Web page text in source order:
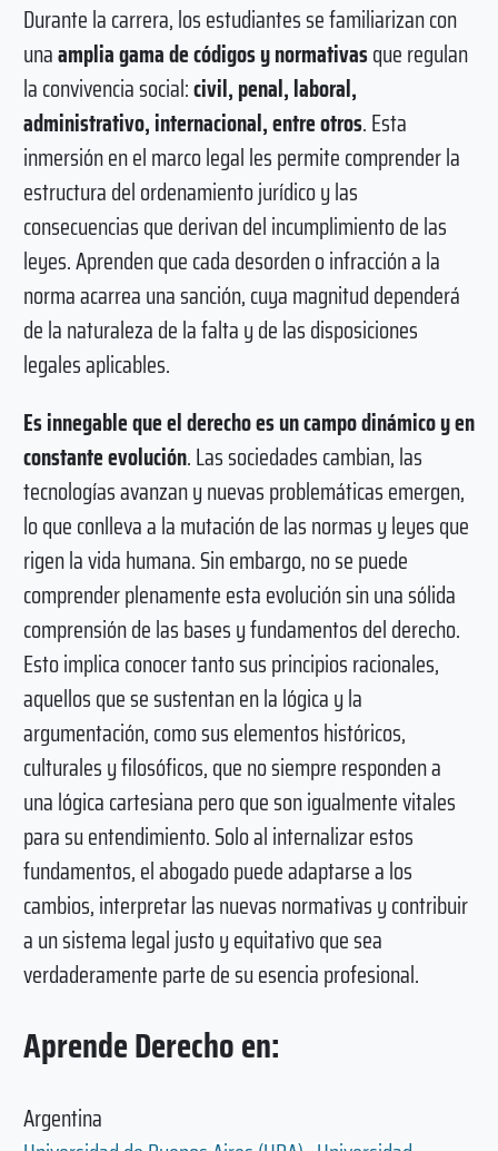
Durante la carrera, los estudiantes se familiarizan con
unaamplia gama de códigos y normativasque regulan
la convivencia social:civil, penal, laboral,
administrativo, internacional, entre otros. Esta
inmersión en el marco legal les permite comprender la
estructura del ordenamiento jurídico y las
consecuencias que derivan del incumplimiento de las
leyes. Aprenden que cada desorden o infracción a la
norma acarrea una sanción, cuya magnitud dependerá
de la naturaleza de la falta y de las disposiciones
legales aplicables.
Es innegable que el derecho es un campo dinámico y en
constante evolución. Las sociedades cambian, las
tecnologías avanzan y nuevas problemáticas emergen,
lo que conlleva a la mutación de las normas y leyes que
rigen la vida humana. Sin embargo, no se puede
comprender plenamente esta evolución sin una sólida
comprensión de las bases y fundamentos del derecho.
Esto implica conocer tanto sus principios racionales,
aquellos que se sustentan en la lógica y la
argumentación, como sus elementos históricos,
culturales y filosóficos, que no siempre responden a
una lógica cartesiana pero que son igualmente vitales
para su entendimiento. Solo al internalizar estos
fundamentos, el abogado puede adaptarse a los
cambios, interpretar las nuevas normativas y contribuir
a un sistema legal justo y equitativo que sea
verdaderamente parte de su esencia profesional.
Aprende Derecho en:
Argentina